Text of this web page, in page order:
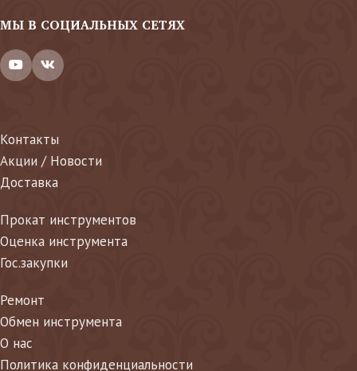
МЫ В СОЦИАЛЬНЫХ СЕТЯХ
Контакты
Акции / Новости
Доставка
Прокат инструментов
Оценка инструмента
Гос.закупки
Ремонт
Обмен инструмента
О нас
Политика конфиденциальности